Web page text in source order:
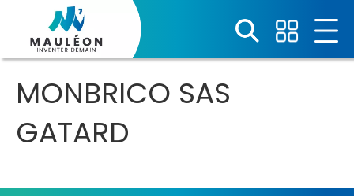
MONBRICO SAS
GATARD
Panneau de gestion des cookies